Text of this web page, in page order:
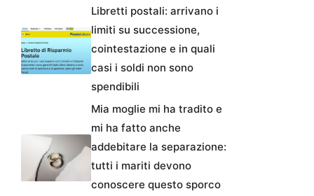
Libretti postali: arrivano i
limiti su successione,
cointestazione e in quali
casi i soldi non sono
spendibili
Mia moglie mi ha tradito e
mi ha fatto anche
addebitare la separazione:
tutti i mariti devono
conoscere questo sporco